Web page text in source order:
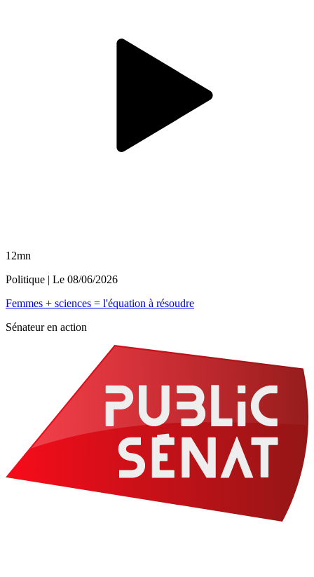
12mn
Politique | Le 08/06/2026
Femmes + sciences = l'équation à résoudre
Sénateur en action